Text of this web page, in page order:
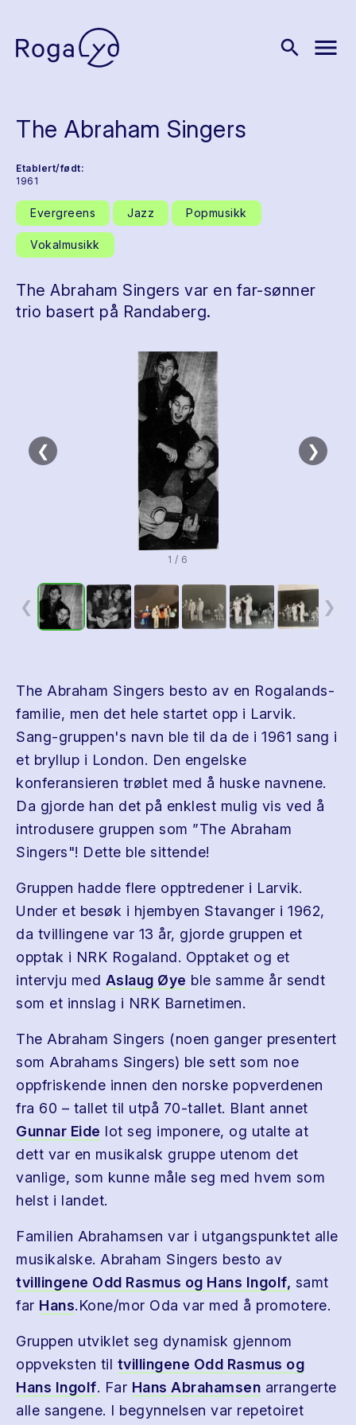
search menu
The Abraham Singers
Etablert/født:
1961
Evergreens Jazz Popmusikk
Vokalmusikk
The Abraham Singers var en far-sønner
trio basert på Randaberg.
❮ ❯
1 / 6
❮ ❯
The Abraham Singers besto av en Rogalands-
familie, men det hele startet opp i Larvik.
Sang-gruppen's navn ble til da de i 1961 sang i
et bryllup i London. Den engelske
konferansieren trøblet med å huske navnene.
Da gjorde han det på enklest mulig vis ved å
introdusere gruppen som ”The Abraham
Singers"! Dette ble sittende!
Gruppen hadde flere opptredener i Larvik.
Under et besøk i hjembyen Stavanger i 1962,
da tvillingene var 13 år, gjorde gruppen et
opptak i NRK Rogaland. Opptaket og et
intervju med Aslaug Øye ble samme år sendt
som et innslag i NRK Barnetimen.
The Abraham Singers (noen ganger presentert
som Abrahams Singers) ble sett som noe
oppfriskende innen den norske popverdenen
fra 60 – tallet til utpå 70-tallet. Blant annet
Gunnar Eide lot seg imponere, og utalte at
dett var en musikalsk gruppe utenom det
vanlige, som kunne måle seg med hvem som
helst i landet.
Familien Abrahamsen var i utgangspunktet alle
musikalske. Abraham Singers besto av
tvillingene Odd Rasmus og Hans Ingolf, samt
far Hans.Kone/mor Oda var med å promotere.
Gruppen utviklet seg dynamisk gjennom
oppveksten til tvillingene Odd Rasmus og
Hans Ingolf. Far Hans Abrahamsen arrangerte
alle sangene. I begynnelsen var repetoiret